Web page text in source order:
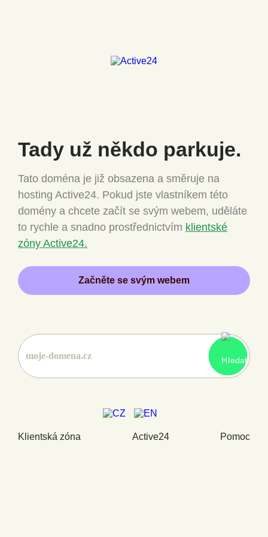
Tady už někdo parkuje.
Tato doména je již obsazena a směruje na
hosting Active24. Pokud jste vlastníkem této
domény a chcete začít se svým webem, uděláte
to rychle a snadno prostřednictvím klientské
zóny Active24.
Začněte se svým webem
Klientská zóna Active24 Pomoc